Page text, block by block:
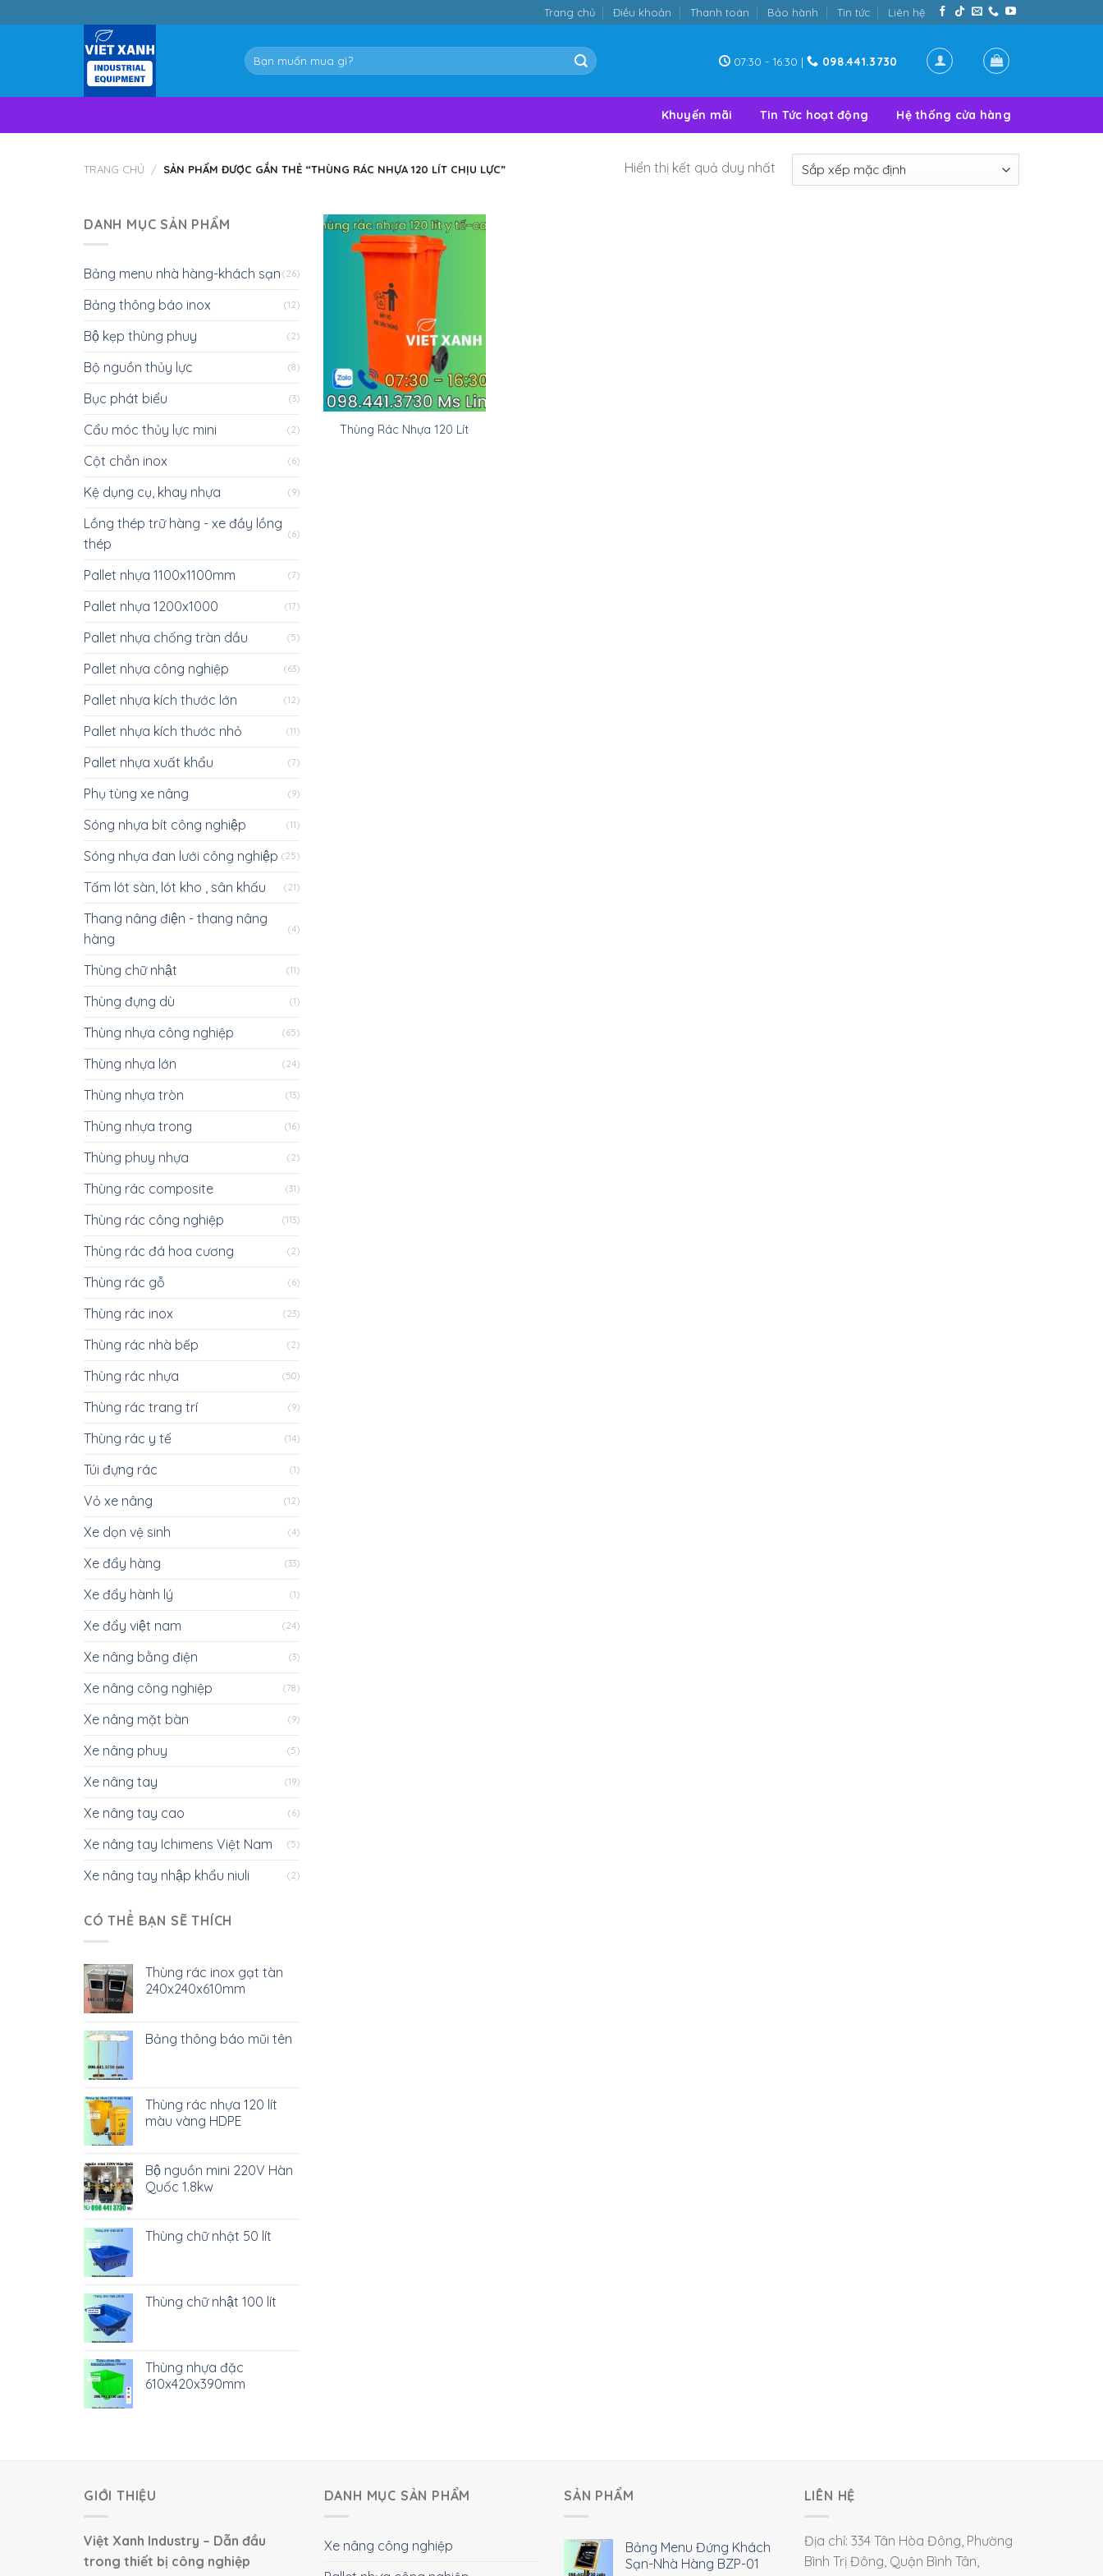
to
Trang chủ Điều khoản Thanh toán Bảo hành Tin tức Liên hệ
Tìm
kiếm:
07:30 - 16:30 | 098.441.3730
Khuyến mãi Tin Tức hoạt động Hệ thống cửa hàng
TRANG CHỦ / SẢN PHẨM ĐƯỢC GẮN THẺ “THÙNG RÁC NHỰA 120 LÍT CHỊU LỰC” Hiển thị kết quả duy nhất
DANH MỤC SẢN PHẨM
Bảng menu nhà hàng-khách sạn (26)
Bảng thông báo inox (12)
Bộ kẹp thùng phuy (2)
Bộ nguồn thủy lực (8)
Bục phát biểu (3)
Cẩu móc thủy lực mini (2)
Cột chắn inox (6)
Kệ dụng cụ, khay nhựa (9)
Lồng thép trữ hàng - xe đầy lồng
thép
(6)
Pallet nhựa 1100x1100mm (7)
Pallet nhựa 1200x1000 (17)
Pallet nhựa chống tràn dầu (5)
Pallet nhựa công nghiệp (63)
Pallet nhựa kích thước lớn (12)
Pallet nhựa kích thước nhỏ (11)
Pallet nhựa xuất khẩu (7)
Phụ tùng xe nâng (9)
Sóng nhựa bít công nghiệp (11)
Sóng nhựa đan lưới công nghiệp (25)
Tấm lót sàn, lót kho , sân khấu (21)
Thang nâng điện - thang nâng
hàng
(4)
Thùng chữ nhật (11)
Thùng đựng dù (1)
Thùng nhựa công nghiệp (65)
Thùng nhựa lớn (24)
Thùng nhựa tròn (13)
Thùng nhựa trong (16)
Thùng phuy nhựa (2)
Thùng rác composite (31)
Thùng rác công nghiệp (113)
Thùng rác đá hoa cương (2)
Thùng rác gỗ (6)
Thùng rác inox (23)
Thùng rác nhà bếp (2)
Thùng rác nhựa (50)
Thùng rác trang trí (9)
Thùng rác y tế (14)
Túi đựng rác (1)
Vỏ xe nâng (12)
Xe dọn vệ sinh (4)
Xe đẩy hàng (33)
Xe đẩy hành lý (1)
Xe đẩy việt nam (24)
Xe nâng bằng điện (3)
Xe nâng công nghiệp (78)
Xe nâng mặt bàn (9)
Xe nâng phuy (5)
Xe nâng tay (19)
Xe nâng tay cao (6)
Xe nâng tay Ichimens Việt Nam (5)
Xe nâng tay nhập khẩu niuli (2)
CÓ THỂ BẠN SẼ THÍCH
Thùng rác inox gạt tàn
240x240x610mm
Bảng thông báo mũi tên
Thùng rác nhựa 120 lít
màu vàng HDPE
Bộ nguồn mini 220V Hàn
Quốc 1.8kw
Thùng chữ nhật 50 lít
Thùng chữ nhật 100 lít
Thùng nhựa đặc
610x420x390mm
Thùng Rác Nhựa 120 Lít
GIỚI THIỆU
Việt Xanh Industry – Dẫn đầu
trong thiết bị công nghiệp
DANH MỤC SẢN PHẨM
Xe nâng công nghiệp
SẢN PHẨM
Bảng Menu Đứng Khách
Sạn-Nhà Hàng BZP-01
LIÊN HỆ
Địa chỉ: 334 Tân Hòa Đông, Phường
Bình Trị Đông, Quận Bình Tân,